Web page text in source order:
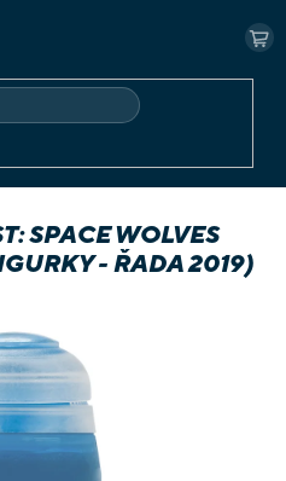
SPACE WOLVES
- ŘADA 2019)